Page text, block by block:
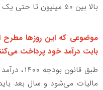
بالا بین 50 میلیون تا حتی یک میلیارد تومان در ماه متغییر است.
موضوعی که این روزها مطرح
بابت درآمد خود پرداخت
طبق قانون
مالیات می‌شود و سال بعد باید